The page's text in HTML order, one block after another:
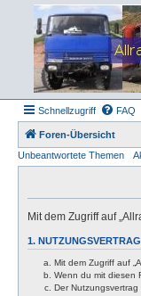
Schnellzugriff FAQ
Foren-Übersicht
Unbeantwortete Themen
Mit dem Zugriff auf
1. NUTZUNGSVERTRAG
Mit dem Zugriff auf
Wenn du mit diesen
Der